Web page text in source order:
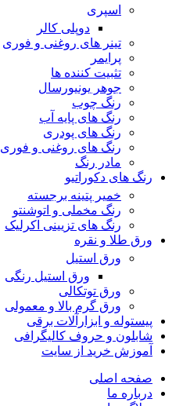
اسپری
دوپلی کالر
تینر های روغنی و فوری
پرایمر
تثبیت کننده ها
جوهر یونیورسال
رنگ چوب
رنگ‌ های پایه آب
رنگ های پودری
رنگ‌ های روغنی و فوری
مادر رنگ
رنگ های دکوراتیو
خمیر پتینه برجسته
رنگ مخملی و اتوشنتو
رنگ های تزیینی اکرلیک
ورق طلا و نقره
ورق استیل
ورق استیل رنگی
ورق توتکالی
ورق گرم بالا و معمولی
پیستوله و ابزارآلات برقی
شابلون و حروف کالیگرافی
آموزش خرید از سایت
صفحه اصلی
درباره ما